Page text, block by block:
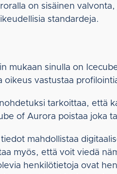
on sisäinen
standardeja.
mukaan sinulla on
oikeus vastustaa
tarkoittaa, että
of Aurora poistaa joka
mahdollistaa
myös, että voit viedä
henkilötietoja ovat